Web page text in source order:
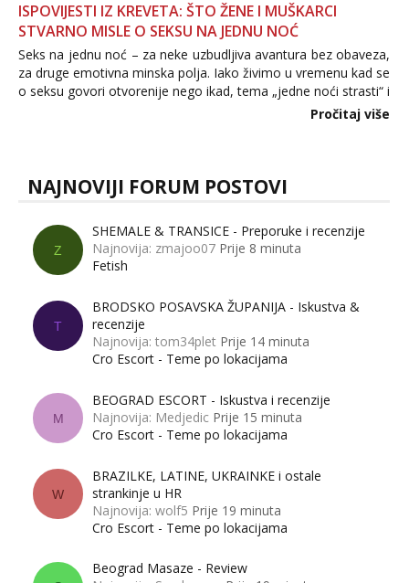
ISPOVIJESTI IZ KREVETA: ŠTO ŽENE I MUŠKARCI
STVARNO MISLE O SEKSU NA JEDNU NOĆ
Seks na jednu noć – za neke uzbudljiva avantura bez obaveza,
za druge emotivna minska polja. Iako živimo u vremenu kad se
o seksu govori otvorenije nego ikad, tema „jedne noći strasti“ i
dalje izaziva burne rasprave. Što zapravo misle žene, a što
Pročitaj više
NAJNOVIJI FORUM POSTOVI
Z
SHEMALE & TRANSICE - Preporuke i recenzije
Najnovija: zmajoo07 Prije 8 minuta
Fetish
T
BRODSKO POSAVSKA ŽUPANIJA - Iskustva &
recenzije
Najnovija: tom34plet Prije 14 minuta
Cro Escort - Teme po lokacijama
M
BEOGRAD ESCORT - Iskustva i recenzije
Najnovija: Medjedic Prije 15 minuta
Cro Escort - Teme po lokacijama
W
BRAZILKE, LATINE, UKRAINKE i ostale
strankinje u HR
Najnovija: wolf5 Prije 19 minuta
Cro Escort - Teme po lokacijama
Beograd Masaze - Review